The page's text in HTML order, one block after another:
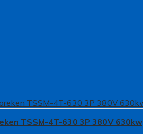
TSSM-4T-630 3P 380V 630kw